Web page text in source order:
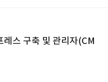
스 구축 및 관리자(CM